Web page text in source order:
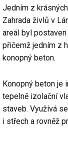
Jedním z
Zahrada živlů v
areál byl
přičemž jedním z
konopný beton.
Konopný beton je
tepelně izolační
staveb. Využívá
i střech a rovněž